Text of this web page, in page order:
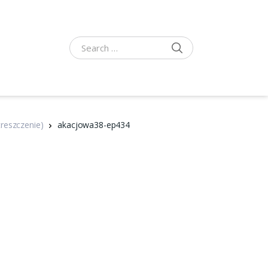
Search for:
SEARCH
akacjowa38-ep434